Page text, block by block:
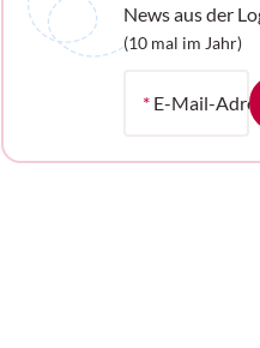
News aus der
Ihrem Postfach
(10 mal im Jahr)
* E-Mail-